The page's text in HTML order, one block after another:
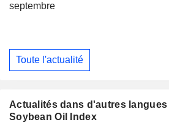
septembre
Toute l'actualité
Actualités dans d'autres langues
Soybean Oil Index